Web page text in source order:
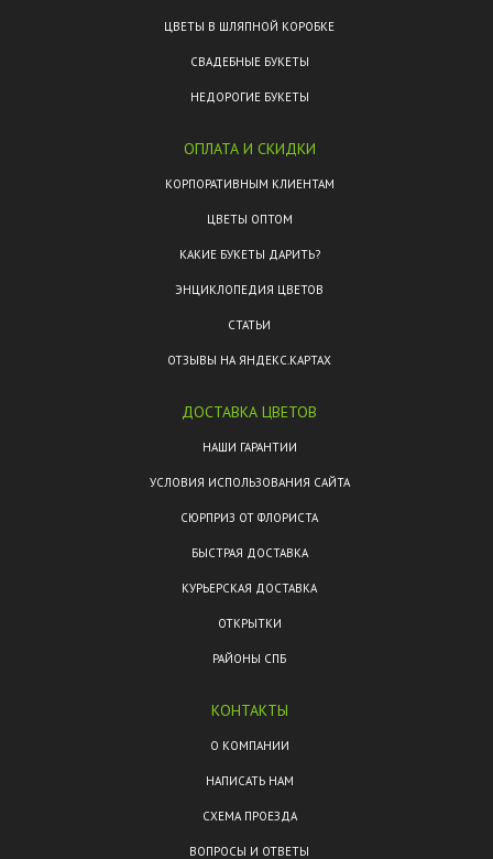
ЦВЕТЫ В ШЛЯПНОЙ КОРОБКЕ
СВАДЕБНЫЕ БУКЕТЫ
НЕДОРОГИЕ БУКЕТЫ
ОПЛАТА И СКИДКИ
КОРПОРАТИВНЫМ КЛИЕНТАМ
ЦВЕТЫ ОПТОМ
КАКИЕ БУКЕТЫ ДАРИТЬ?
ЭНЦИКЛОПЕДИЯ ЦВЕТОВ
СТАТЬИ
ОТЗЫВЫ НА ЯНДЕКС.КАРТАХ
ДОСТАВКА ЦВЕТОВ
НАШИ ГАРАНТИИ
УСЛОВИЯ ИСПОЛЬЗОВАНИЯ САЙТА
СЮРПРИЗ ОТ ФЛОРИСТА
БЫСТРАЯ ДОСТАВКА
КУРЬЕРСКАЯ ДОСТАВКА
ОТКРЫТКИ
РАЙОНЫ СПБ
КОНТАКТЫ
О КОМПАНИИ
НАПИСАТЬ НАМ
СХЕМА ПРОЕЗДА
ВОПРОСЫ И ОТВЕТЫ